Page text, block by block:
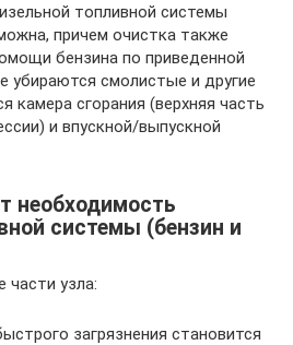
топливной системы
причем очистка также
бензина по приведенной
убираются смолистые и другие
камера сгорания (верхняя часть
и впускной/выпускной
необходимость
системы (бензин и
части узла:
загрязнения становится